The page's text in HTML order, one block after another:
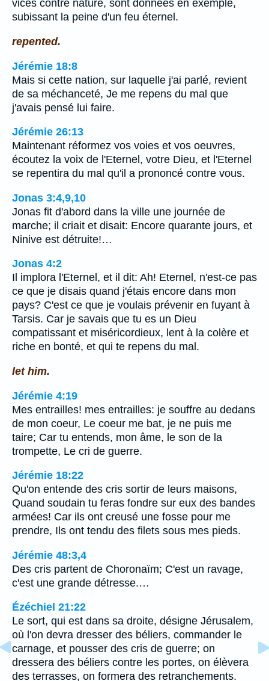
vices contre nature, sont données en exemple,
subissant la peine d'un feu éternel.
repented.
Jérémie 18:8
Mais si cette nation, sur laquelle j'ai parlé, revient
de sa méchanceté, Je me repens du mal que
j'avais pensé lui faire.
Jérémie 26:13
Maintenant réformez vos voies et vos oeuvres,
écoutez la voix de l'Eternel, votre Dieu, et l'Eternel
se repentira du mal qu'il a prononcé contre vous.
Jonas 3:4,9,10
Jonas fit d'abord dans la ville une journée de
marche; il criait et disait: Encore quarante jours, et
Ninive est détruite!…
Jonas 4:2
Il implora l'Eternel, et il dit: Ah! Eternel, n'est-ce pas
ce que je disais quand j'étais encore dans mon
pays? C'est ce que je voulais prévenir en fuyant à
Tarsis. Car je savais que tu es un Dieu
compatissant et miséricordieux, lent à la colère et
riche en bonté, et qui te repens du mal.
let him.
Jérémie 4:19
Mes entrailles! mes entrailles: je souffre au dedans
de mon coeur, Le coeur me bat, je ne puis me
taire; Car tu entends, mon âme, le son de la
trompette, Le cri de guerre.
Jérémie 18:22
Qu'on entende des cris sortir de leurs maisons,
Quand soudain tu feras fondre sur eux des bandes
armées! Car ils ont creusé une fosse pour me
prendre, Ils ont tendu des filets sous mes pieds.
Jérémie 48:3,4
Des cris partent de Choronaïm; C'est un ravage,
c'est une grande détresse.…
Ézéchiel 21:22
Le sort, qui est dans sa droite, désigne Jérusalem,
où l'on devra dresser des béliers, commander le
carnage, et pousser des cris de guerre; on
dressera des béliers contre les portes, on élèvera
des terrasses, on formera des retranchements.